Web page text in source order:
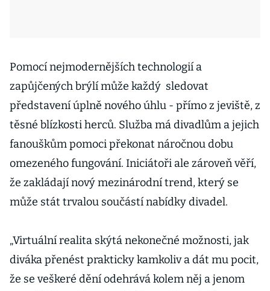
Pomocí nejmodernějších technologií a
zapůjčených brýlí může každý sledovat
představení úplně nového úhlu - přímo z jeviště, z
těsné blízkosti herců. Služba má divadlům a jejich
fanouškům pomoci překonat náročnou dobu
omezeného fungování. Iniciátoři ale zároveň věří,
že zakládají nový mezinárodní trend, který se
může stát trvalou součástí nabídky divadel.
„Virtuální realita skýtá nekonečné možnosti, jak
diváka přenést prakticky kamkoliv a dát mu pocit,
že se veškeré dění odehrává kolem něj a jenom